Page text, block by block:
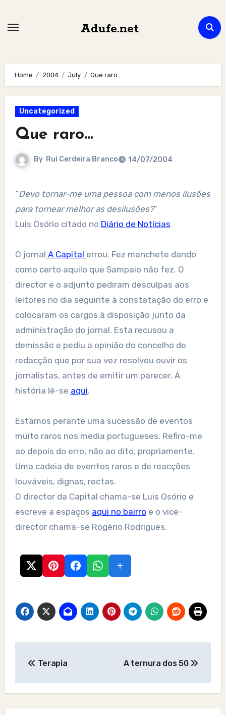
Adufe.net
Home 2004 July Que raro…
Uncategorized
Que raro…
By Rui Cerdeira Branco 14/07/2004
“Devo tornar-me uma pessoa com menos ilusões
para tornear melhor as desilusões?”
Luis Osório citado no Diário de Notícias
O jornal A Capital errou. Fez manchete dando
como certo aquilo que Sampaio não fez. O
director e o adjunto pediram desculpas aos
leitores no dia seguinte à constatação do erro e
colocaram os cargos à disposição junto da
administração do jornal. Esta recusou a
demissão e pediu a opinião do concelho de
redacção que por sua vez resolveu ouvir os
jornalistas, antes de emitir um parecer. A
história lê-se aqui.
Estamos perante uma sucessão de eventos
muito raros nos media portugueses. Refiro-me
ao depois do erro, não ao dito, propriamente.
Uma cadeia de eventos raros e de reacções
louváveis, dignas, rectas.
O director da Capital chama-se Luis Osório e
escreve a espaços aqui no bairro e o vice-
director chama-se Rogério Rodrigues.
navigation
Terapia A ternura dos 50